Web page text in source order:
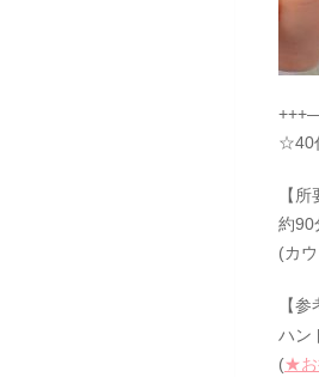
☆40
【所
約90
(カ
【
ハン
(★お